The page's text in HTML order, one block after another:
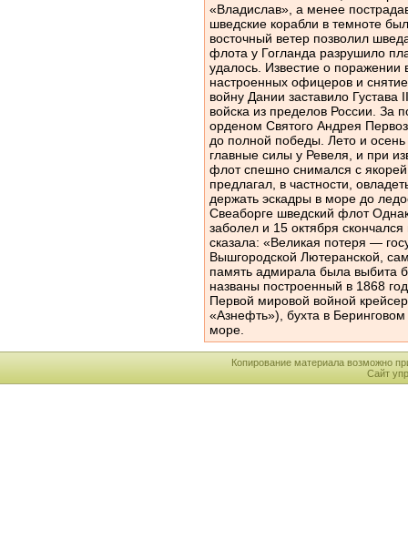
Копирование материала возможно
Сайт